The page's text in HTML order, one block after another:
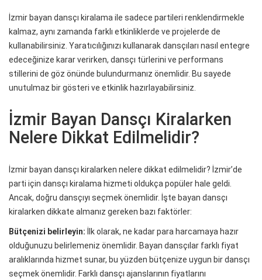
İzmir bayan dansçı kiralama ile sadece partileri renklendirmekle
kalmaz, aynı zamanda farklı etkinliklerde ve projelerde de
kullanabilirsiniz. Yaratıcılığınızı kullanarak dansçıları nasıl entegre
edeceğinize karar verirken, dansçı türlerini ve performans
stillerini de göz önünde bulundurmanız önemlidir. Bu sayede
unutulmaz bir gösteri ve etkinlik hazırlayabilirsiniz.
İzmir Bayan Dansçı Kiralarken
Nelere Dikkat Edilmelidir?
İzmir bayan dansçı kiralarken nelere dikkat edilmelidir? İzmir’de
parti için dansçı kiralama hizmeti oldukça popüler hale geldi.
Ancak, doğru dansçıyı seçmek önemlidir. İşte bayan dansçı
kiralarken dikkate almanız gereken bazı faktörler:
Bütçenizi belirleyin: İlk olarak, ne kadar para harcamaya hazır
olduğunuzu belirlemeniz önemlidir. Bayan dansçılar farklı fiyat
aralıklarında hizmet sunar, bu yüzden bütçenize uygun bir dansçı
seçmek önemlidir. Farklı dansçı ajanslarının fiyatlarını